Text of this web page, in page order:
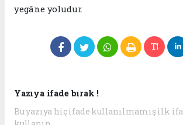
yegâne yoludur.
Yazıya ifade bırak !
Bu yazıya hiç ifade kullanılmamış ilk